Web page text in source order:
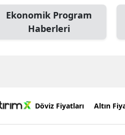
Ekonomik Program
Haberleri
Döviz Fiyatları Altın